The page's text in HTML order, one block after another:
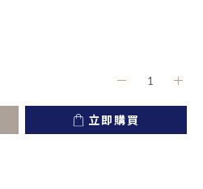
立即購買